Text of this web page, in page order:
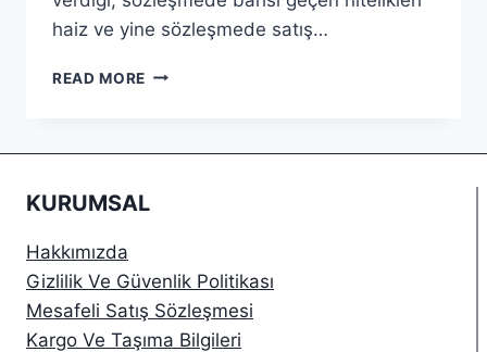
haiz ve yine sözleşmede satış…
READ MORE MESAFELI
KURUMSAL
Hakkımızda
Gizlilik Ve Güvenlik Politikası
Mesafeli Satış Sözleşmesi
Kargo Ve Taşıma Bilgileri